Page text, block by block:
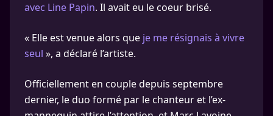
avec Line Papin. Il avait eu le coeur brisé.
« Elle est venue alors que je me résignais à vivre
seul », a déclaré l’artiste.
Officiellement en couple depuis septembre
dernier, le duo formé par le chanteur et l’ex-